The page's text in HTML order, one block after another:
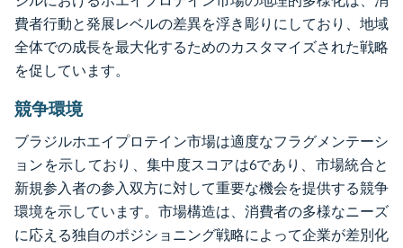
費者行動と発展レベルの差異を浮き彫りにしており、地域
全体での成長を最大化するためのカスタマイズされた戦略
を促しています。
競争環境
ブラジルホエイプロテイン市場は適度なフラグメンテーシ
ョンを示しており、集中度スコアは6であり、市場統合と
新規参入者の参入双方に対して重要な機会を提供する競争
環境を示しています。市場構造は、消費者の多様なニーズ
に応える独自のポジショニング戦略によって企業が差別化